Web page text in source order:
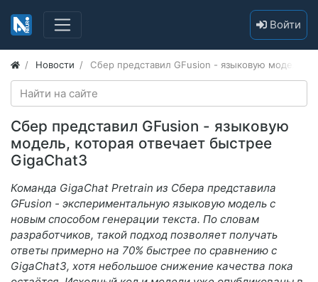
Войти
Новости Сбер представил GFusion - языковую модель,
Сбер представил GFusion - языковую
модель, которая отвечает быстрее
GigaChat3
Команда GigaChat Pretrain из Сбера представила
GFusion - экспериментальную языковую модель с
новым способом генерации текста. По словам
разработчиков, такой подход позволяет получать
ответы примерно на 70% быстрее по сравнению с
GigaChat3, хотя небольшое снижение качества пока